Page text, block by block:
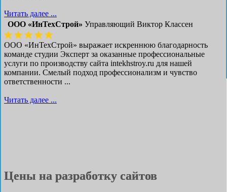
Читать далее ...
ООО «ИнТехСтрой» Управляющий Виктор Классен
ООО «ИнТехСтрой» выражает искреннюю благодарность
команде студии Эксперт за оказанные профессиональные
услуги по производству сайта intekhstroy.ru для нашей
компании. Смелый подход профессионализм и чувство
ответственности ...
Читать далее ...
Цены на разработку сайтов